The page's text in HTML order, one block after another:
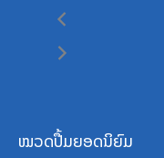
ໝວດປື້ມຍອດນິຍົມ